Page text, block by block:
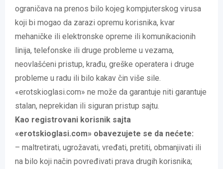
ograničava na prenos bilo kojeg kompjuterskog virusa
koji bi mogao da zarazi opremu korisnika, kvar
mehaničke ili elektronske opreme ili komunikacionih
linija, telefonske ili druge probleme u vezama,
neovlašćeni pristup, krađu, greške operatera i druge
probleme u radu ili bilo kakav čin više sile.
«erotskioglasi.com» ne može da garantuje niti garantuje
stalan, neprekidan ili siguran pristup sajtu.
Kao registrovani korisnik sajta
«erotskioglasi.com» obavezujete se da nećete:
– maltretirati, ugrožavati, vređati, pretiti, obmanjivati ili
na bilo koji način povređivati prava drugih korisnika;